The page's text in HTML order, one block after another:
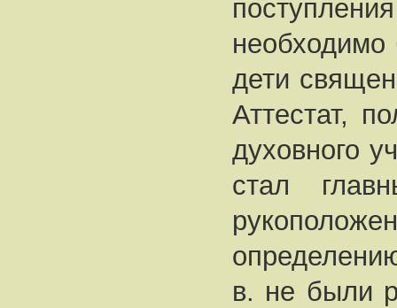
необходимо
дети
Аттестат,
духовного
стал
в. не были